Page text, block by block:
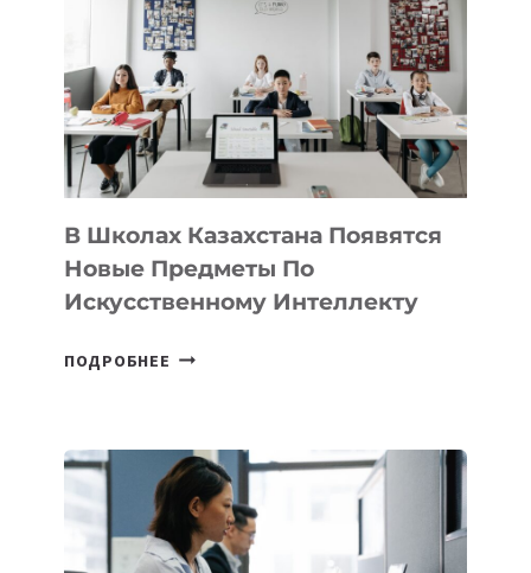
VELOCITY
BY
MOST
—
МЕЖДУНАРОДНУЮ
ПРОГРАММУ
ДЛЯ
ТЕХНОЛОГИЧЕСКИХ
В Школах Казахстана Появятся
Новые Предметы По
Искусственному Интеллекту
ПОДРОБНЕЕ В
НОВЫЕ
ПРЕДМЕТЫ
ПО
ИСКУССТВЕННОМУ